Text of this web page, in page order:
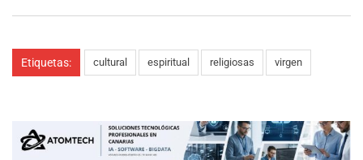
Etiquetas: cultural espiritual religiosas virgen